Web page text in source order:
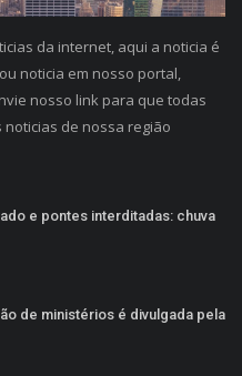
da internet, aqui a noticia é
noticia em nosso portal,
nosso link para que todas
de nossa região
e pontes interditadas: chuva
de ministérios é divulgada pela